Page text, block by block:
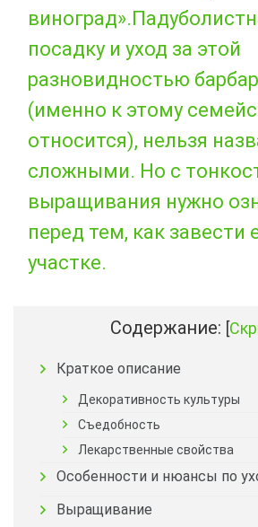
посадку и уход за этой
разновидностью
(именно к этому
относится), нельзя
сложными. Но с
выращивания нужно
перед тем, как завести
участке.
Содержание: [
Краткое описание
Декоративность культуры
Съедобность
Лекарственные свойства
Особенности и нюансы по
Выращивание